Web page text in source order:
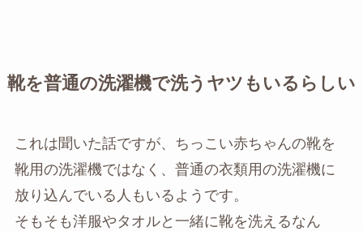
靴を普通の洗濯機で洗うヤツもいるらしい
これは聞いた話ですが、ちっこい赤ちゃんの靴を
靴用の洗濯機ではなく、普通の衣類用の洗濯機に
放り込んでいる人もいるようです。
そもそも洋服やタオルと一緒に靴を洗えるなん